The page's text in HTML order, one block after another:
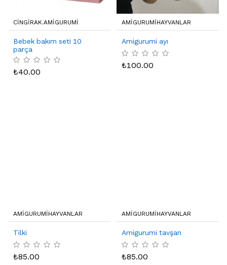
CINGIRAK.AMIGURUMI
Bebek bakım seti 10
parça
₺40.00
AMIGURUMIHAYVANLAR
Amigurumi ayı
₺100.00
AMIGURUMIHAYVANLAR
Tilki
₺85.00
AMIGURUMIHAYVANLAR
Amigurumi tavşan
₺85.00